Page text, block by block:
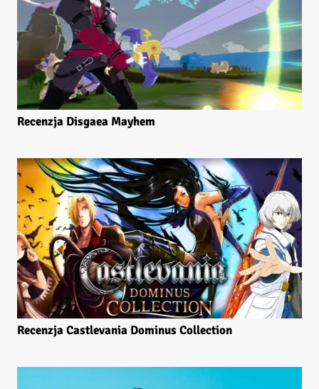
Recenzja Disgaea Mayhem
Recenzja Castlevania Dominus Collection